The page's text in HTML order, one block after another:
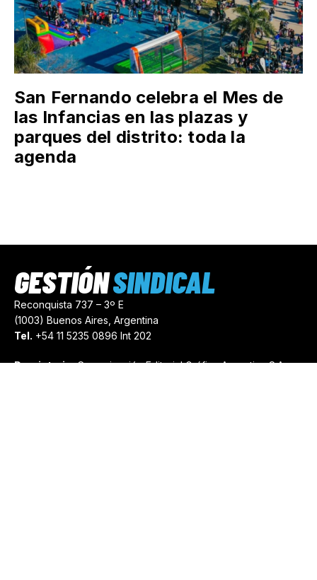
San Fernando celebra el Mes de
las Infancias en las plazas y
parques del distrito: toda la
agenda
Reconquista 737 – 3º E
(1003) Buenos Aires, Argentina
Tel. +54 11 5235 0896 Int 202
Propietario:Comunicación Editorial Gráfica Argentina S.A.
GESTIÓNSINDICAL